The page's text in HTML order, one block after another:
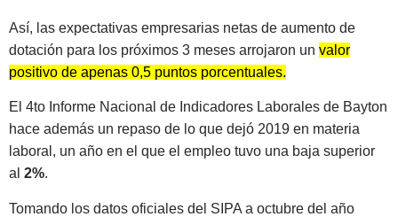
Así, las expectativas empresarias netas de aumento de
dotación para los próximos 3 meses arrojaron un valor
positivo de apenas 0,5 puntos porcentuales.
El 4to Informe Nacional de Indicadores Laborales de Bayton
hace además un repaso de lo que dejó 2019 en materia
laboral, un año en el que el empleo tuvo una baja superior
al 2%.
Tomando los datos oficiales del SIPA a octubre del año